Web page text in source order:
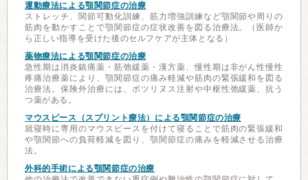
運動療法による顎関節症の治療
ストレッチ、関節可動化訓練、筋力増強訓練など顎関節や周りの
筋肉を動かすことで顎関節症の症状改善を図る治療法。（医師か
ら正しい指導を受けた後のセルフケアが主体となる）
薬物療法による顎関節症の治療
急性期は消炎鎮痛薬・筋弛緩薬・漢方薬、慢性期は非がん性慢性
疼痛治療薬により、顎関節症の痛み軽減や筋肉の緊張緩和を図る
治療法。保険外治療には、ボツリヌス注射や中枢性弛緩薬、抗う
つ薬がある。
マウスピース（スプリント療法）による顎関節症の治療
就寝時に専用のマウスピースを付けて寝ることで筋肉の緊張緩和
や顎関節への負荷軽減を図り、顎関節症の痛みを軽減させる治療
法。
外科的手術による顎関節症の治療